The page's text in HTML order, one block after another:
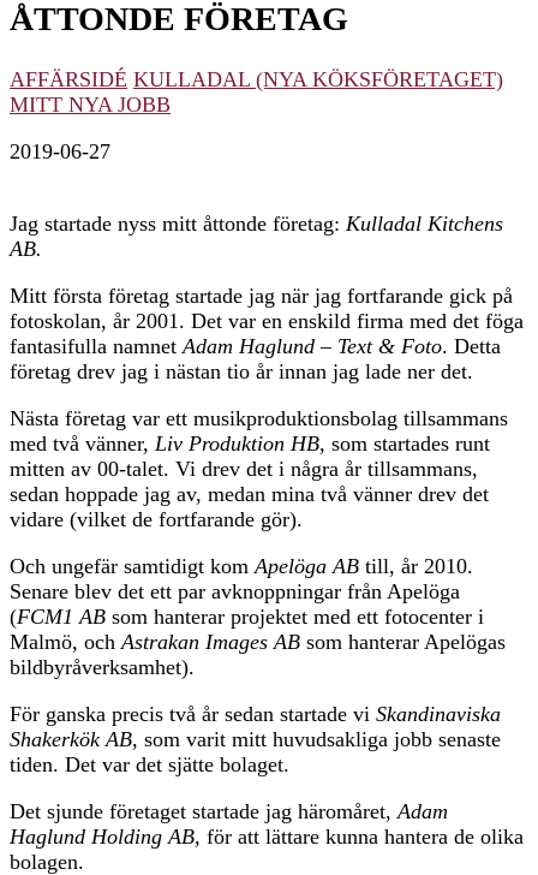
ÅTTONDE FÖRETAG
AFFÄRSIDÉ KULLADAL (NYA KÖKSFÖRETAGET)
MITT NYA JOBB
2019-06-27
Jag startade nyss mitt åttonde företag: Kulladal Kitchens
AB.
Mitt första företag startade jag när jag fortfarande gick på
fotoskolan, år 2001. Det var en enskild firma med det föga
fantasifulla namnet Adam Haglund – Text & Foto. Detta
företag drev jag i nästan tio år innan jag lade ner det.
Nästa företag var ett musikproduktionsbolag tillsammans
med två vänner, Liv Produktion HB, som startades runt
mitten av 00-talet. Vi drev det i några år tillsammans,
sedan hoppade jag av, medan mina två vänner drev det
vidare (vilket de fortfarande gör).
Och ungefär samtidigt kom Apelöga AB till, år 2010.
Senare blev det ett par avknoppningar från Apelöga
(FCM1 AB som hanterar projektet med ett fotocenter i
Malmö, och Astrakan Images AB som hanterar Apelögas
bildbyråverksamhet).
För ganska precis två år sedan startade vi Skandinaviska
Shakerkök AB, som varit mitt huvudsakliga jobb senaste
tiden. Det var det sjätte bolaget.
Det sjunde företaget startade jag häromåret, Adam
Haglund Holding AB, för att lättare kunna hantera de olika
bolagen.